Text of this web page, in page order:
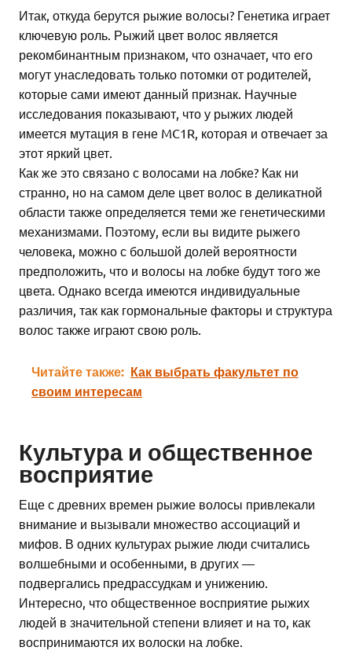
Итак, откуда берутся рыжие волосы? Генетика играет
ключевую роль. Рыжий цвет волос является
рекомбинантным признаком, что означает, что его
могут унаследовать только потомки от родителей,
которые сами имеют данный признак. Научные
исследования показывают, что у рыжих людей
имеется мутация в гене MC1R, которая и отвечает за
этот яркий цвет.
Как же это связано с волосами на лобке? Как ни
странно, но на самом деле цвет волос в деликатной
области также определяется теми же генетическими
механизмами. Поэтому, если вы видите рыжего
человека, можно с большой долей вероятности
предположить, что и волосы на лобке будут того же
цвета. Однако всегда имеются индивидуальные
различия, так как гормональные факторы и структура
волос также играют свою роль.
Читайте также: Как выбрать факультет по
своим интересам
Культура и общественное
восприятие
Еще с древних времен рыжие волосы привлекали
внимание и вызывали множество ассоциаций и
мифов. В одних культурах рыжие люди считались
волшебными и особенными, в других —
подвергались предрассудкам и унижению.
Интересно, что общественное восприятие рыжих
людей в значительной степени влияет и на то, как
воспринимаются их волоски на лобке.